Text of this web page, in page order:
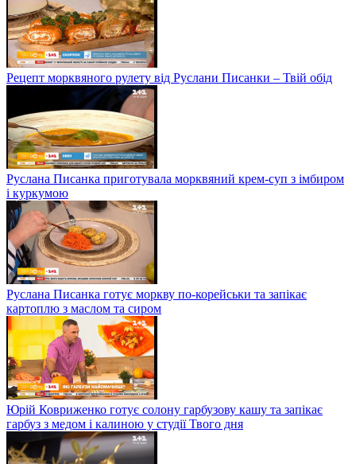
Рецепт морквяного рулету від Руслани Писанки – Твій обід
Руслана Писанка приготувала морквяний крем-суп з імбиром
і куркумою
Руслана Писанка готує моркву по-корейськи та запікає
картоплю з маслом та сиром
Юрій Ковриженко готує солону гарбузову кашу та запікає
гарбуз з медом і калиною у студії Твого дня